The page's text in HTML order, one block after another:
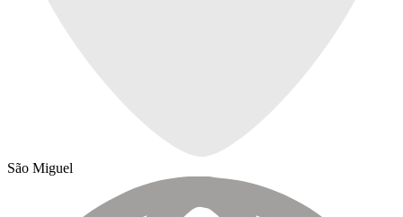
São Miguel